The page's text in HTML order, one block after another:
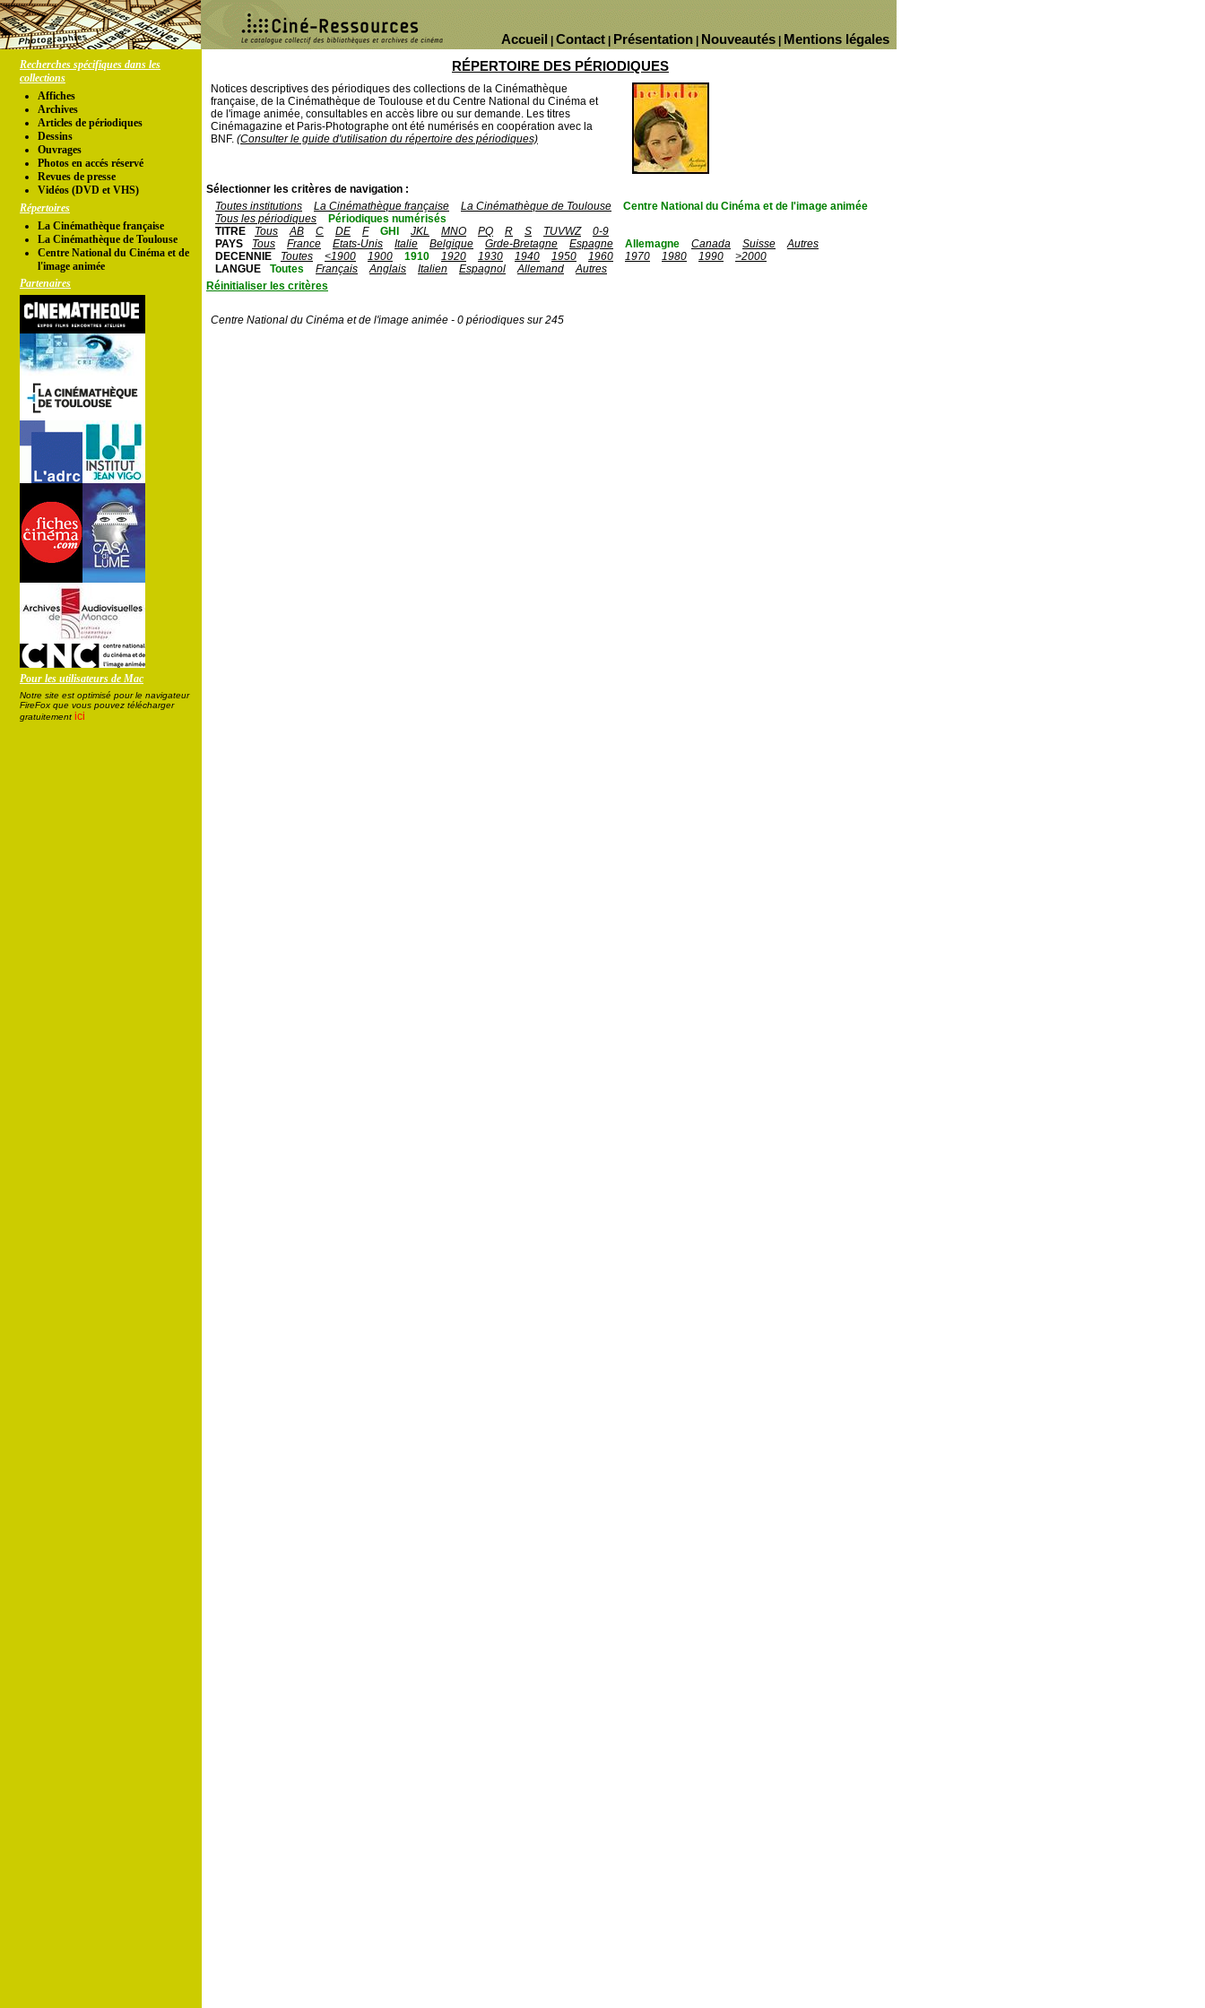
Mentions légales
Nouveautés
Présentation
Contact
Accueil
Recherches spécifiques dans les
collections
Affiches
Archives
Articles de périodiques
Dessins
Ouvrages
Photos en accés réservé
Revues de presse
Vidéos (DVD et VHS)
Répertoires
La Cinémathèque française
La Cinémathèque de Toulouse
Centre National du Cinéma et de
l'image animée
Partenaires
Pour les utilisateurs de Mac
Notre site est optimisé pour le navigateur
FireFox que vous pouvez télécharger
gratuitement ici
RÉPERTOIRE DES PÉRIODIQUES
Notices descriptives des périodiques des collections de la Cinémathèque
française, de la Cinémathèque de Toulouse et du Centre National du Cinéma et
de l'image animée, consultables en accès libre ou sur demande. Les titres
Cinémagazine et Paris-Photographe ont été numérisés en coopération avec la
BNF. (Consulter le guide d'utilisation du répertoire des périodiques)
Sélectionner les critères de navigation :
Toutes institutions
La Cinémathèque française La Cinémathèque de Toulouse
Centre National du Cinéma et de l'image animée
Tous les périodiques
Périodiques numérisés
TITRE
Tous AB C DE F GHI JKL MNO PQ R S TUVWZ
0-9
PAYS
Tous France Etats-Unis Italie Belgique Grde-Bretagne Espagne Allemagne Canada Suisse
Autres
DECENNIE
Toutes <1900 1900 1910 1920 1930 1940 1950 1960 1970 1980 1990
>2000
LANGUE
Toutes Français Anglais Italien Espagnol Allemand
Autres
Réinitialiser les critères
Centre National du Cinéma et de l'image animée - 0 périodiques sur 245